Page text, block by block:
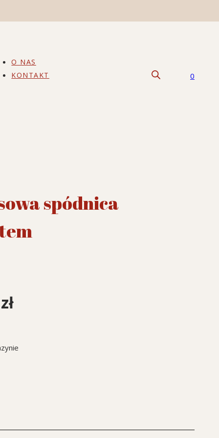
O NAS
KONTAKT
0
spódnica
zł